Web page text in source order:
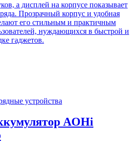
а дисплей на корпусе показывает
Прозрачный корпус и удобная
его стильным и практичным
нуждающихся в быстрой и
гаджетов.
устройства
AOHi